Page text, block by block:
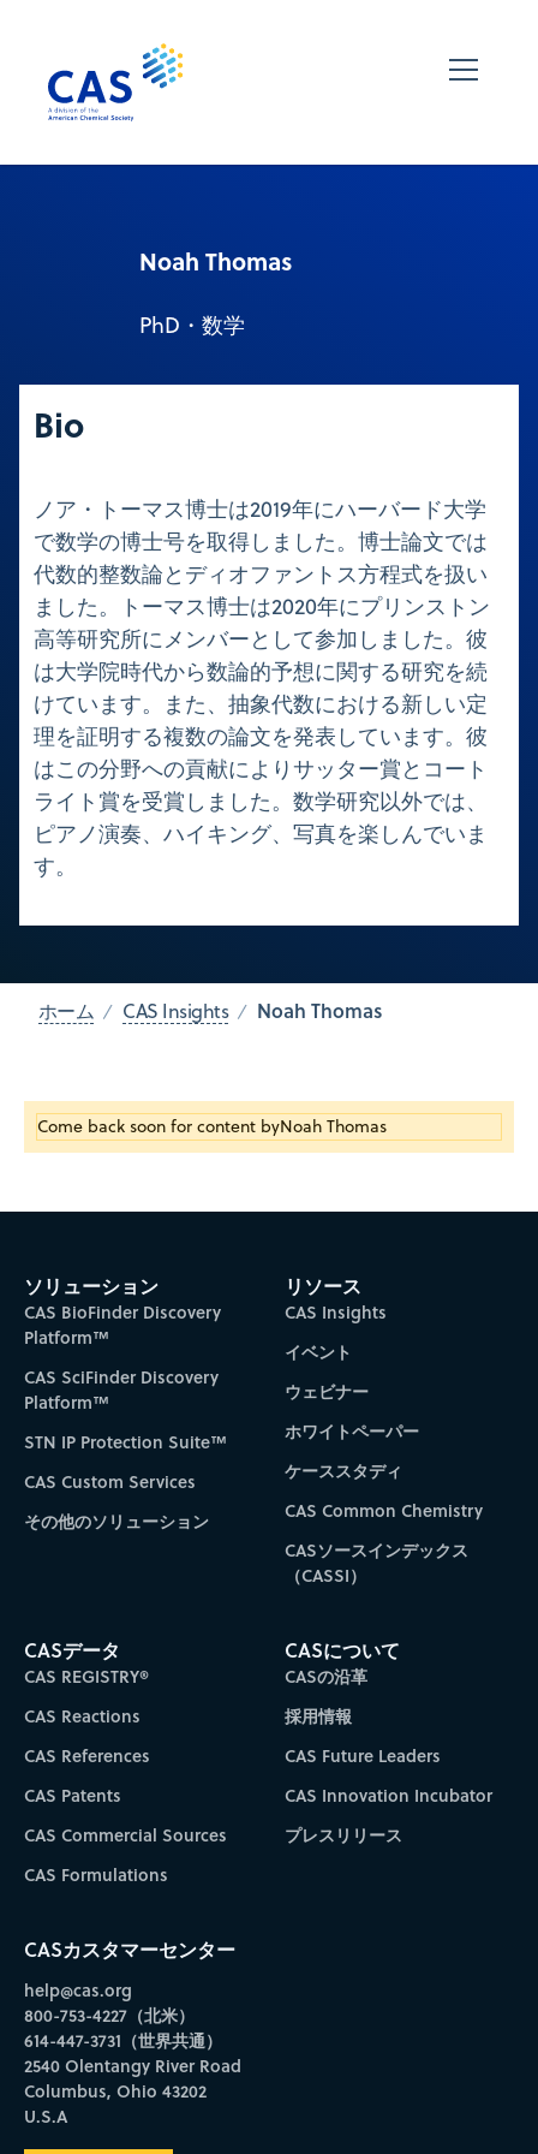
Noah Thomas
PhD・数学
Bio
ノア・トーマス博士は2019年にハーバード大学
で数学の博士号を取得しました。博士論文では
代数的整数論とディオファントス方程式を扱い
ました。トーマス博士は2020年にプリンストン
高等研究所にメンバーとして参加しました。彼
は大学院時代から数論的予想に関する研究を続
けています。また、抽象代数における新しい定
理を証明する複数の論文を発表しています。彼
はこの分野への貢献によりサッター賞とコート
ライト賞を受賞しました。数学研究以外では、
ピアノ演奏、ハイキング、写真を楽しんでいま
す。
ホーム CAS Insights Noah Thomas
Come back soon for content byNoah Thomas
ソリューション
CAS BioFinder Discovery
Platform™
CAS SciFinder Discovery
Platform™
STN IP Protection Suite™
CAS Custom Services
その他のソリューション
リソース
CAS Insights
イベント
ウェビナー
ホワイトペーパー
ケーススタディ
CAS Common Chemistry
CASソースインデックス
（CASSI）
CASデータ
CAS REGISTRY®
CAS Reactions
CAS References
CAS Patents
CAS Commercial Sources
CAS Formulations
CASについて
CASの沿革
採用情報
CAS Future Leaders
CAS Innovation Incubator
プレスリリース
CASカスタマーセンター
help@cas.org
800-753-4227（北米）
614-447-3731（世界共通）
2540 Olentangy River Road
Columbus, Ohio 43202
U.S.A